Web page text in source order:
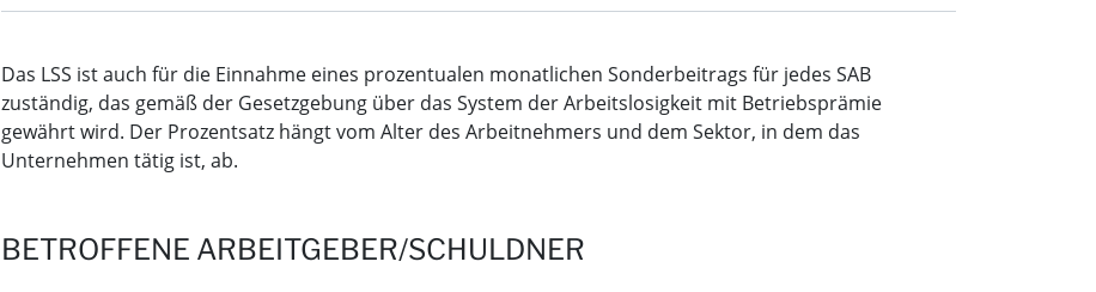
Das LSS ist auch für die Einnahme eines prozentualen monatlichen Sonderbeitrags für jedes SAB
zuständig, das gemäß der Gesetzgebung über das System der Arbeitslosigkeit mit Betriebsprämie
gewährt wird. Der Prozentsatz hängt vom Alter des Arbeitnehmers und dem Sektor, in dem das
Unternehmen tätig ist, ab.
BETROFFENE ARBEITGEBER/SCHULDNER